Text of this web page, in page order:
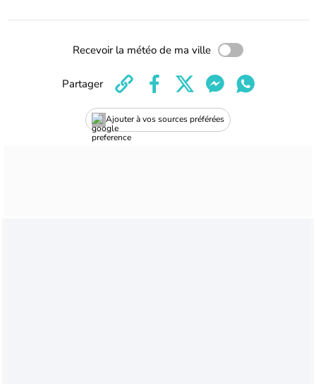
Recevoir la météo de ma ville
Ajouter à vos sources préférées
Partager